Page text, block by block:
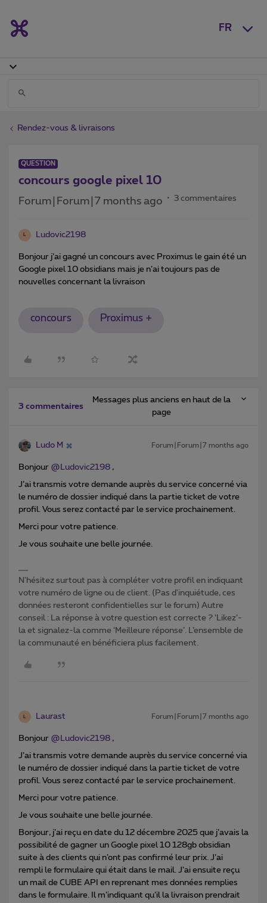
FR
Rendez-vous & livraisons
QUESTION
concours google pixel 10
Forum|Forum|7 months ago 3 commentaires
L Ludovic2198
Bonjour j’ai gagné un concours avec Proximus le gain été un
Google pixel 10 obsidians mais je n’ai toujours pas de
nouvelles concernant la livraison
concours Proximus +
3 commentaires
Messages plus anciens en haut de la
page
Ludo M Forum|Forum|7 months ago
Bonjour ​ @Ludovic2198 ,
J’ai transmis votre demande auprès du service concerné via
le numéro de dossier indiqué dans la partie ticket de votre
profil. Vous serez contacté par le service prochainement.
Merci pour votre patience.
Je vous souhaite une belle journée.
N'hésitez surtout pas à compléter votre profil en indiquant
votre numéro de ligne ou de client. (Pas d'inquiétude, ces
données resteront confidentielles sur le forum) Autre
conseil : La réponse à votre question est correcte ? ‘Likez’-
la et signalez-la comme ‘Meilleure réponse’. L’ensemble de
la communauté en bénéficiera plus facilement.
Laurast Forum|Forum|7 months ago
Bonjour ​ @Ludovic2198 ,
J’ai transmis votre demande auprès du service concerné via
le numéro de dossier indiqué dans la partie ticket de votre
profil. Vous serez contacté par le service prochainement.
Merci pour votre patience.
Je vous souhaite une belle journée.
Bonjour, j’ai reçu en date du 12 décembre 2025 que j’avais la
possibilité de gagner un Google pixel 10 128gb obsidian
suite à des clients qui n’ont pas confirmé leur prix. J’ai
rempli le formulaire qui était dans le mail. J’ai ensuite reçu
un mail de CUBE API en reprenant mes données remplies
dans le formulaire. Il m’indiquant qu’il la livraison prendrait